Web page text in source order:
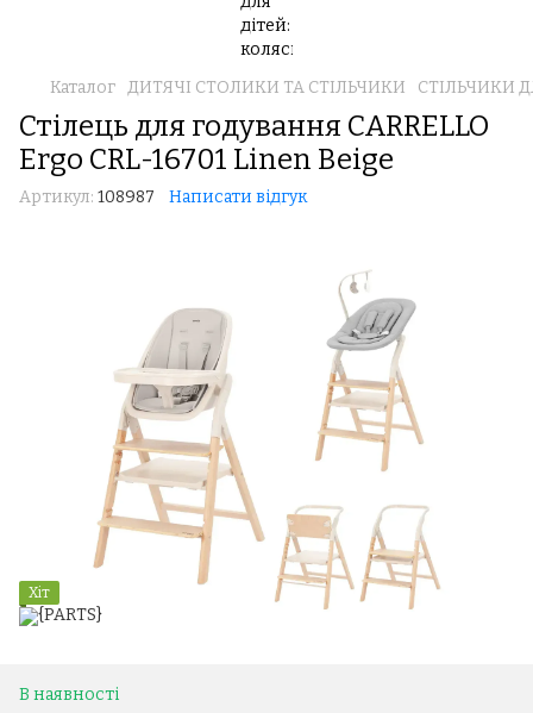
Каталог ДИТЯЧІ СТОЛИКИ ТА СТІЛЬЧИКИ СТІЛЬЧИКИ
Стілець для годування CARRELLO
Ergo CRL-16701 Linen Beige
Артикул: 108987 Написати відгук
Хіт
В наявності